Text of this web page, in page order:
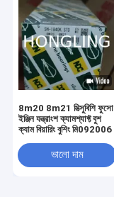
8m20 8m21 মিত্সুবিশি ফুসো
ইঞ্জিন যন্ত্রাংশ ক্যামশ্যাফ্ট বুশ
ক্যাম বিয়ারিং বুশিং মি092006
ভালো দাম